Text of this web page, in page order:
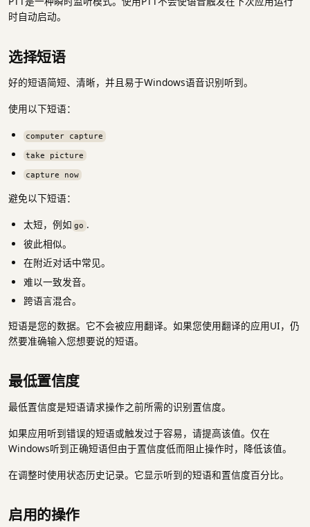
时自动启动。
选择短语
好的短语简短、清晰，并且易于Windows语音识别听到。
使用以下短语：
computer capture
take picture
capture now
避免以下短语：
太短，例如 go .
彼此相似。
在附近对话中常见。
难以一致发音。
跨语言混合。
短语是您的数据。它不会被应用翻译。如果您使用翻译的应用UI，仍
然要准确输入您想要说的短语。
最低置信度
最低置信度是短语请求操作之前所需的识别置信度。
如果应用听到错误的短语或触发过于容易，请提高该值。仅在
Windows听到正确短语但由于置信度低而阻止操作时，降低该值。
在调整时使用状态历史记录。它显示听到的短语和置信度百分比。
启用的操作